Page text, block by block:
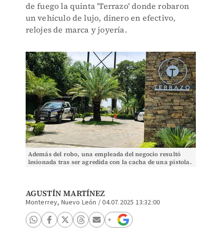
de fuego la quinta 'Terrazo' donde robaron
un vehículo de lujo, dinero en efectivo,
relojes de marca y joyería.
Además del robo, una empleada del negocio resultó
lesionada tras ser agredida con la cacha de una pistola.
AGUSTÍN MARTÍNEZ
Monterrey, Nuevo León /04.07.2025 13:32:00